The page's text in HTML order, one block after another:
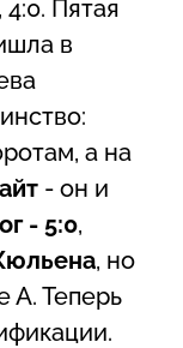
Пятая
в
а на
- он и
- 5:0,
, но
А. Теперь